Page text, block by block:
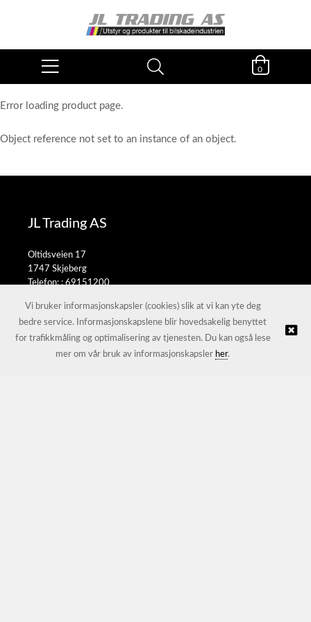
0
Error loading product page.
Object reference not set to an instance of an object.
JL Trading AS
Oltidsveien 17
1747 Skjeberg
Telefon: :69151200
© JL Trading AS |Nettbutikk levert av Kréatif
Vi bruker informasjonskapsler (cookies) slik at vi kan yte deg
bedre service. Informasjonskapslene blir hovedsakelig benyttet
for trafikkmåling og optimalisering av tjenesten. Du kan også lese
mer om vår bruk av informasjonskapsler her.